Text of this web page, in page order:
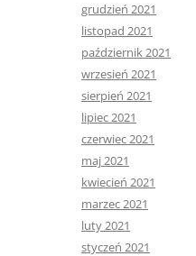
grudzień 2021
listopad 2021
październik 2021
wrzesień 2021
sierpień 2021
lipiec 2021
czerwiec 2021
maj 2021
kwiecień 2021
marzec 2021
luty 2021
styczeń 2021